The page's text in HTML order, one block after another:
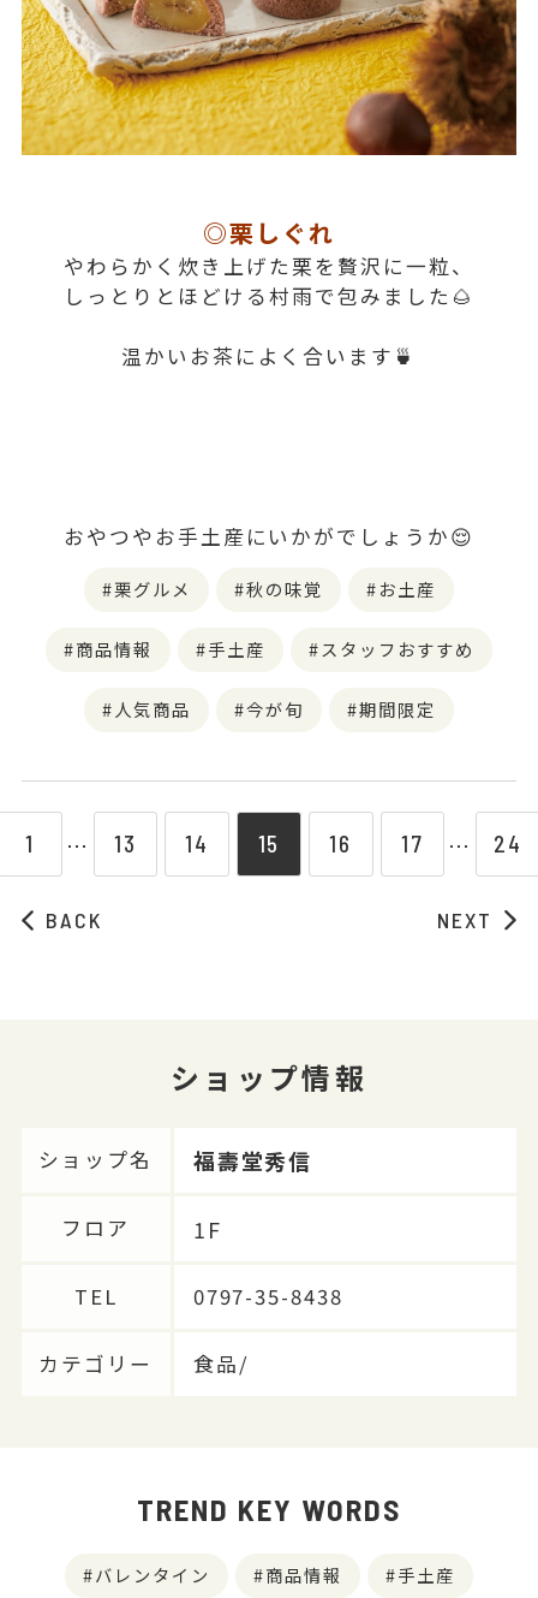
◎栗しぐれ
やわらかく炊き上げた栗を贅沢に一粒、
しっとりとほどける村雨で包みました🌰
温かいお茶によく合います🍵
おやつやお手土産にいかがでしょうか😌
栗グルメ 秋の味覚 お土産
商品情報 手土産 スタッフおすすめ
人気商品 今が旬 期間限定
BACK
1 ⋯ 13 14 15 16 17 ⋯ 24
NEXT
ショップ情報
ショップ名 福壽堂秀信
フロア 1F
TEL 0797-35-8438
カテゴリー 食品/
TREND KEY WORDS
バレンタイン 商品情報 手土産